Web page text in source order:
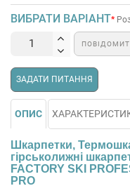
ВИБРАТИ ВАРІАНТ
ЗАДАТИ ПИТАННЯ
ОПИС
Шкарпетки,
гірськолижні
FACTORY SKI
PRO